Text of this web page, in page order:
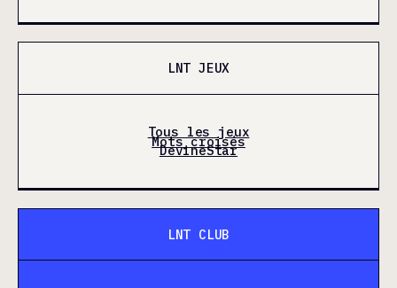
LNT JEUX
Tous les jeux
Mots croisés
DevineStar
LNT CLUB